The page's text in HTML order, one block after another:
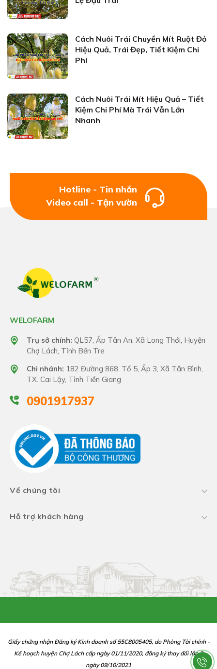
Cách Nuôi Trái Chuyền Mít Ruột Đỏ
Hiệu Quả, Trái Đẹp, Tiết Kiệm Chi
Phí
Cách Nuôi Trái Mít Hiệu Quả – Tiết
Kiệm Chi Phí Mà Trái Vẫn Lớn
Nhanh
Hotline - Tin nhắn
Video call - Tận vườn
WELOFARM
Trụ sở chính: QL57, Ấp Tân An, Xã Long Thới, Huyện
Chợ Lách, Tỉnh Bến Tre
Chi nhánh: 182 Đường 868, Tổ 5, Ấp 3, Xã Tân Bình,
TX. Cai Lậy, Tỉnh Tiền Giang
0901917937
Về chúng tôi
Hỗ trợ khách hàng
Giấy chứng nhận Đăng ký Kinh doanh số 55C8005405, do Phòng Tài chính -
Kế hoạch huyện Chợ Lách cấp ngày 01/11/2020, đăng ký thay đổi lần 2
ngày 09/10/2021